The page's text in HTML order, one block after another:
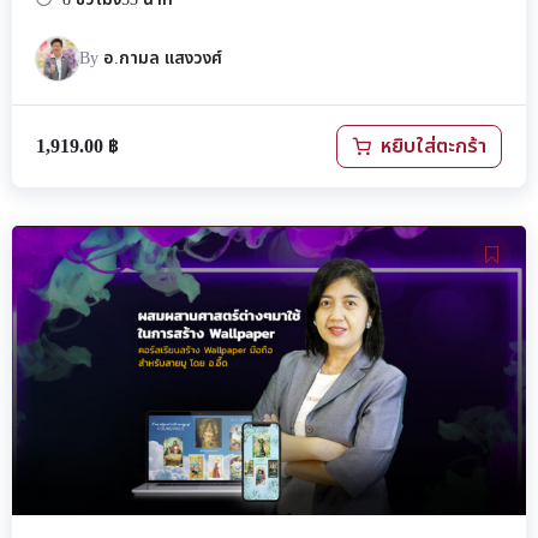
By อ.กามล แสงวงศ์
1,919.00 ฿ หยิบใส่ตะกร้า